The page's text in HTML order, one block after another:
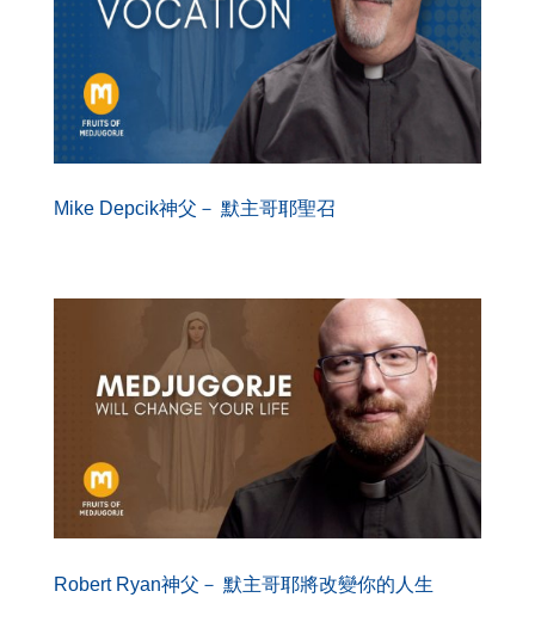
Mike Depcik神父－ 默主哥耶聖召
Robert Ryan神父－ 默主哥耶將改變你的人生